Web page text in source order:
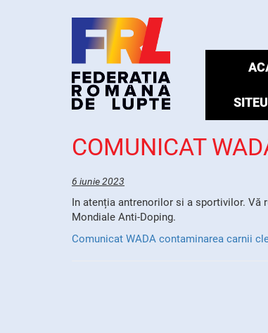
COMUNICAT
6 iunie 2023
In atenția antrenorilor si a sportivilor. Vă
Mondiale Anti-Doping.
Comunicat WADA contaminarea carnii